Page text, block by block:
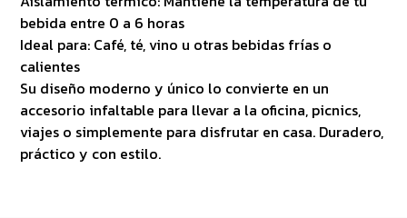
bebida entre 0 a 6 horas
Ideal para: Café, té, vino u otras bebidas frías o
calientes
Su diseño moderno y único lo convierte en un
accesorio infaltable para llevar a la oficina, picnics,
viajes o simplemente para disfrutar en casa. Duradero,
práctico y con estilo.